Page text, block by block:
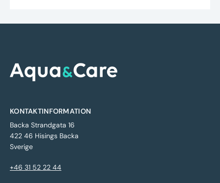
KONTAKTINFORMATION
Backa Strandgata 16
422 46 Hisings Backa
Sverige
+46 31 52 22 44